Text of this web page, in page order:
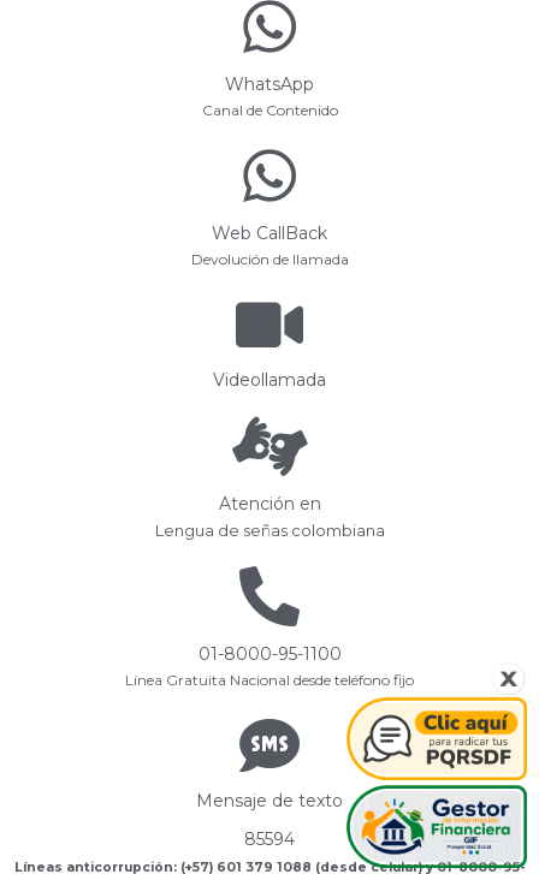
WhatsApp
Canal de Contenido
Web CallBack
Devolución de llamada
Videollamada
Atención en
Lengua de señas colombiana
01-8000-95-1100
Línea Gratuita Nacional desde teléfono fijo
Mensaje de texto
85594
Líneas anticorrupción: (+57) 601 379 1088 (desde celular) y 01-8000-95-